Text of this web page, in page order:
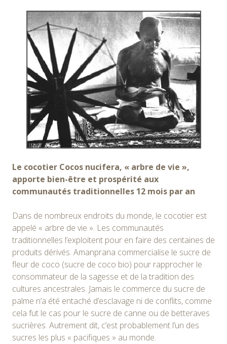
Le cocotier Cocos nucifera, « arbre de vie »,
apporte bien-être et prospérité aux
communautés traditionnelles 12 mois par an
Dans de nombreux endroits du monde, le cocotier est
appelé « arbre de vie ». Les communautés
traditionnelles l’exploitent pour en faire des centaines de
produits dérivés. Amanprana commercialise le sucre de
fleur de coco (sucre de coco bio) pour rapprocher le
consommateur de la sagesse et de la tradition des
cultures ancestrales. Jamais le commerce du sucre de
palme n’a été entaché d’esclavage ni de conflits, comme
cela fut le cas pour le sucre de canne ou de betteraves
sucrières. Autrement dit, c’est probablement l’un des
sucres les plus « pacifiques » au monde.